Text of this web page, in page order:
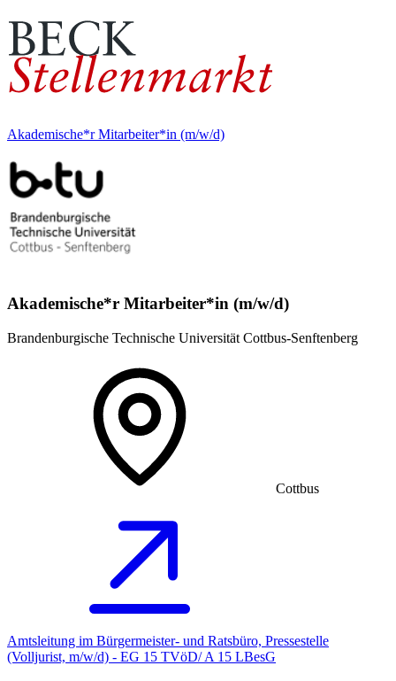
Akademische*r Mitarbeiter*in (m/w/d)
Akademische*r Mitarbeiter*in (m/w/d)
Brandenburgische Technische Universität Cottbus-Senftenberg
Cottbus
Amtsleitung im Bürgermeister- und Ratsbüro, Pressestelle
(Volljurist, m/w/d) - EG 15 TVöD/ A 15 LBesG